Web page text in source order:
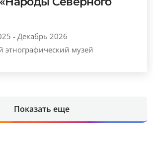
- Декабрь 2026
этнографический музей
Показать еще